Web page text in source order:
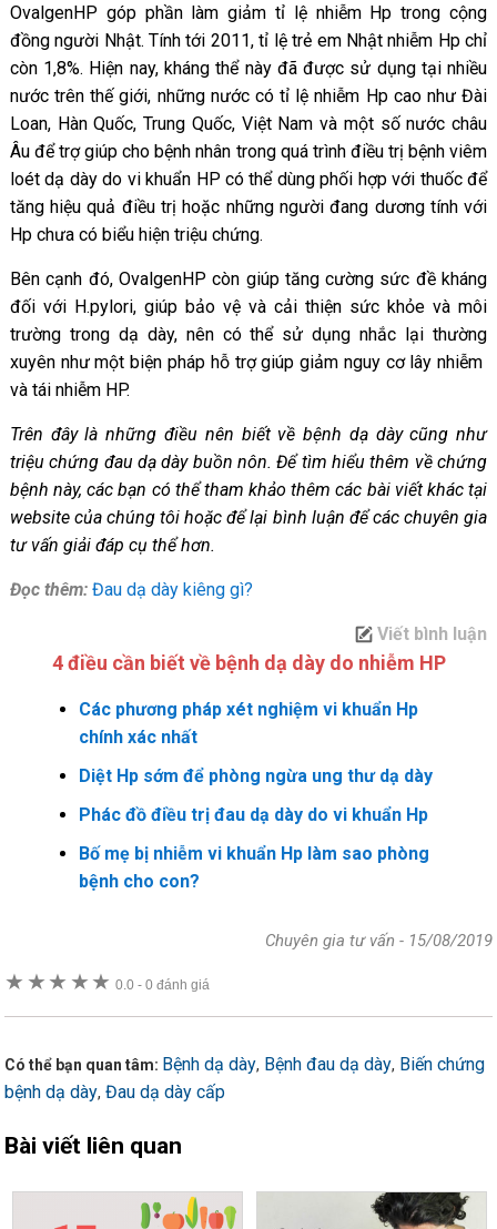
OvalgenHP góp phần làm giảm tỉ lệ nhiễm Hp trong cộng
đồng người Nhật. Tính tới 2011, tỉ lệ trẻ em Nhật nhiễm Hp chỉ
còn 1,8%. Hiện nay, kháng thể này đã được sử dụng tại nhiều
nước trên thế giới, những nước có tỉ lệ nhiễm Hp cao như Đài
Loan, Hàn Quốc, Trung Quốc, Việt Nam và một số nước châu
Âu để trợ giúp cho bệnh nhân trong quá trình điều trị bệnh viêm
loét dạ dày do vi khuẩn HP có thể dùng phối hợp với thuốc để
tăng hiệu quả điều trị hoặc những người đang dương tính với
Hp chưa có biểu hiện triệu chứng.
Bên cạnh đó, OvalgenHP còn giúp tăng cường sức đề kháng
đối với H.pylori, giúp bảo vệ và cải thiện sức khỏe và môi
trường trong dạ dày, nên có thể sử dụng nhắc lại thường
xuyên như một biện pháp hỗ trợ giúp giảm nguy cơ lây nhiễm
và tái nhiễm HP.
Trên đây là những điều nên biết về bệnh dạ dày cũng như
triệu chứng đau dạ dày buồn nôn. Để tìm hiểu thêm về chứng
bệnh này, các bạn có thể tham khảo thêm các bài viết khác tại
website của chúng tôi hoặc để lại bình luận để các chuyên gia
tư vấn giải đáp cụ thể hơn.
Đọc thêm: Đau dạ dày kiêng gì?
Viết bình luận
4 điều cần biết về bệnh dạ dày do nhiễm HP
Các phương pháp xét nghiệm vi khuẩn Hp
chính xác nhất
Diệt Hp sớm để phòng ngừa ung thư dạ dày
Phác đồ điều trị đau dạ dày do vi khuẩn Hp
Bố mẹ bị nhiễm vi khuẩn Hp làm sao phòng
bệnh cho con?
Chuyên gia tư vấn - 15/08/2019
★ ★ ★ ★ ★ 0.0 -0 đánh giá
Có thể bạn quan tâm: Bệnh dạ dày, Bệnh đau dạ dày, Biến chứng
bệnh dạ dày,Đau dạ dày cấp
Bài viết liên quan